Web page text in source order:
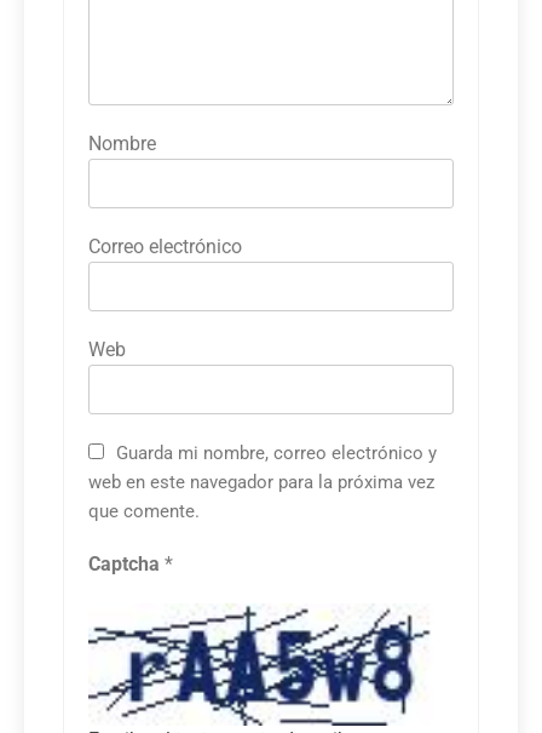
Nombre
Correo electrónico
Web
Guarda mi nombre, correo electrónico y
web en este navegador para la próxima vez
que comente.
Captcha *